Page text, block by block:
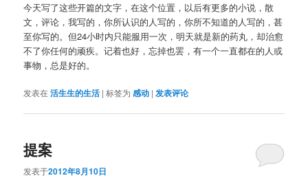
今天写了这些开篇的文字，在这个位置，以后有更多的小说，散
文，评论，我写的，你所认识的人写的，你所不知道的人写的，甚
至你写的。但24小时内只能服用一次，明天就是新的药丸，却治愈
不了你任何的顽疾。记着也好，忘掉也罢，有一个一直都在的人或
事物，总是好的。
发表在活生生的生活 |标签为 感动 | 发表评论
提案
发表于2012年8月10日